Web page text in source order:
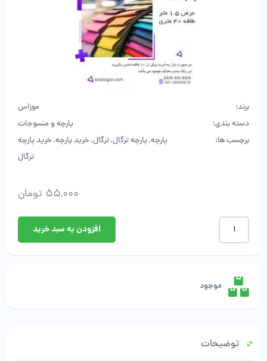
برند:
موزاس
دسته بندی:
پارچه و منسوجات
برچسب ها:
پارچه,پارچه ترگال,ترگال, خرید پارچه, خرید پارچه
ترگال
55,000 تومان
پارچه
متر)
عدد
افزودن به سبد خرید
موجود
توضیحات